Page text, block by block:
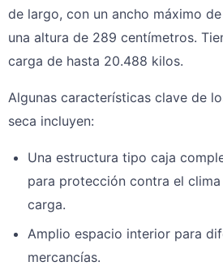
de largo, con un ancho máximo
una altura de 289 centímetros.
carga de hasta 20.488 kilos.
Algunas características clave de
seca incluyen:
Una estructura tipo caja
para protección contra el
carga.
Amplio espacio interior para
mercancías.